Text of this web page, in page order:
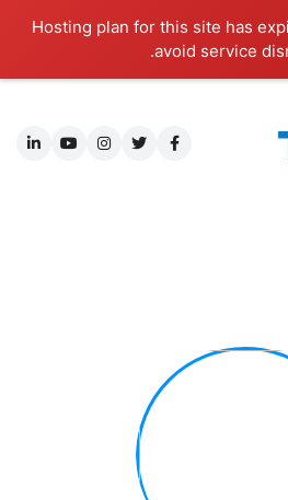
avoid service